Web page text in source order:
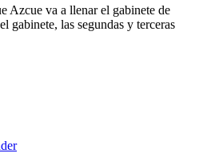
Azcue va a llenar el gabinete de
gabinete, las segundas y terceras